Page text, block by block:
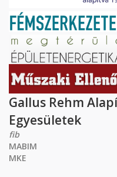
Gallus Rehm
Egyesületek
fib
MABIM
MKE